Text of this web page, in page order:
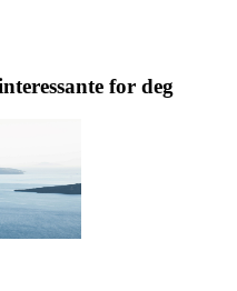
for deg